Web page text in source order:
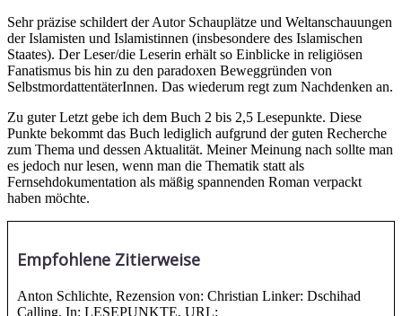
Sehr präzise schildert der Autor Schauplätze und Weltanschauungen
der Islamisten und Islamistinnen (insbesondere des Islamischen
Staates). Der Leser/die Leserin erhält so Einblicke in religiösen
Fanatismus bis hin zu den paradoxen Beweggründen von
SelbstmordattentäterInnen. Das wiederum regt zum Nachdenken an.
Zu guter Letzt gebe ich dem Buch 2 bis 2,5 Lesepunkte. Diese
Punkte bekommt das Buch lediglich aufgrund der guten Recherche
zum Thema und dessen Aktualität. Meiner Meinung nach sollte man
es jedoch nur lesen, wenn man die Thematik statt als
Fernsehdokumentation als mäßig spannenden Roman verpackt
haben möchte.
Empfohlene Zitierweise
Anton Schlichte, Rezension von: Christian Linker: Dschihad
Calling, In: LESEPUNKTE, URL: